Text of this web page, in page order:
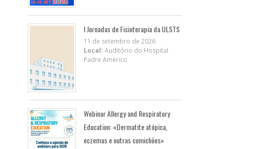
I Jornadas de Fisioterapia da ULSTS
11 de setembro de 2026
Local: Auditório do Hospital
Padre Américo
Webinar Allergy and Respiratory
Education: «Dermatite atópica,
eczemas e outras comichões»